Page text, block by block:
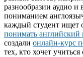
разнообразии аудио и
пониманием
каждый студент ищет
понимать английский
создали онлайн-курс
тех, кто хочет